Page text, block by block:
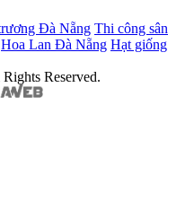
Đà Nẵng Thi công sân
Hoa Lan Đà Nẵng Hạt giống
Reserved.